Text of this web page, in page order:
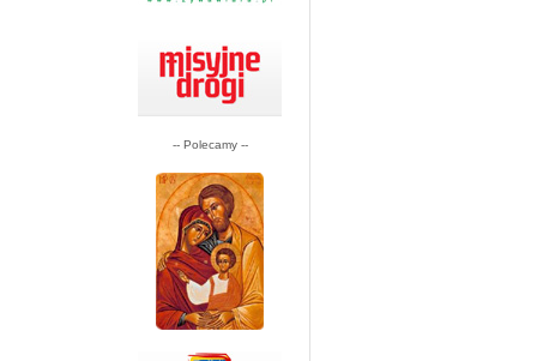
-- Polecamy --